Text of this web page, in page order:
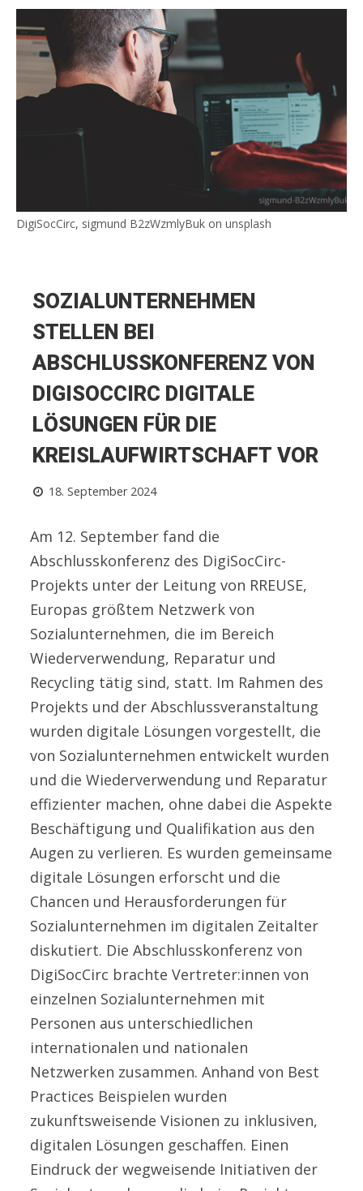
DigiSocCirc, sigmund B2zWzmlyBuk on unsplash
SOZIALUNTERNEHMEN
STELLEN BEI
ABSCHLUSSKONFERENZ VON
DIGISOCCIRC DIGITALE
LÖSUNGEN FÜR DIE
KREISLAUFWIRTSCHAFT VOR
18. September 2024
Am 12. September fand die
Abschlusskonferenz des DigiSocCirc-
Projekts unter der Leitung von RREUSE,
Europas größtem Netzwerk von
Sozialunternehmen, die im Bereich
Wiederverwendung, Reparatur und
Recycling tätig sind, statt. Im Rahmen des
Projekts und der Abschlussveranstaltung
wurden digitale Lösungen vorgestellt, die
von Sozialunternehmen entwickelt wurden
und die Wiederverwendung und Reparatur
effizienter machen, ohne dabei die Aspekte
Beschäftigung und Qualifikation aus den
Augen zu verlieren. Es wurden gemeinsame
digitale Lösungen erforscht und die
Chancen und Herausforderungen für
Sozialunternehmen im digitalen Zeitalter
diskutiert. Die Abschlusskonferenz von
DigiSocCirc brachte Vertreter:innen von
einzelnen Sozialunternehmen mit
Personen aus unterschiedlichen
internationalen und nationalen
Netzwerken zusammen. Anhand von Best
Practices Beispielen wurden
zukunftsweisende Visionen zu inklusiven,
digitalen Lösungen geschaffen. Einen
Eindruck der wegweisende Initiativen der